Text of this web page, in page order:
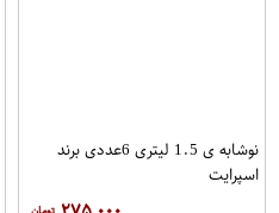
نوشابه ی 1.5 لیتری 6عددی برند
اسپرایت